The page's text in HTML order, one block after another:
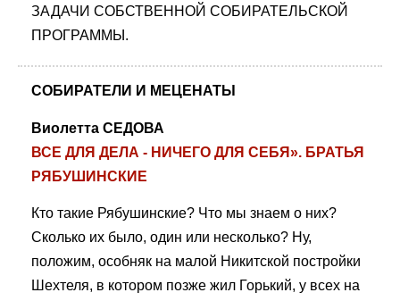
ЗАДАЧИ СОБСТВЕННОЙ СОБИРАТЕЛЬСКОЙ
ПРОГРАММЫ.
СОБИРАТЕЛИ И МЕЦЕНАТЫ
Виолетта СЕДОВА
ВСЕ ДЛЯ ДЕЛА - НИЧЕГО ДЛЯ СЕБЯ». БРАТЬЯ
РЯБУШИНСКИЕ
Кто такие Рябушинские? Что мы знаем о них?
Сколько их было, один или несколько? Ну,
положим, особняк на малой Никитской постройки
Шехтеля, в котором позже жил Горький, у всех на